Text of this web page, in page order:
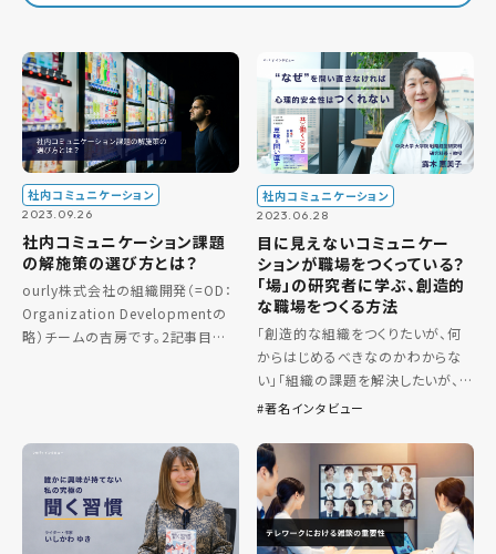
社内コミュニケーション
2023.09.26
社内コミュニケーション課題
の解施策の選び方とは？
ourly株式会社の組織開発（=OD：
Organization Developmentの
略）チームの吉房です。2記事目は、
社内コミュニケーション
2023.06.28
目に見えないコミュニケー
ションが職場をつくっている？
「場」の研究者に学ぶ、創造的
な職場をつくる方法
「創造的な組織をつくりたいが、何
からはじめるべきなのかわからな
い」「組織の課題を解決したいが、う
まくいかない」 このような悩みを抱
か。今回は『共に働くことの意味を
問い直す – 職 […]
著名インタビュー